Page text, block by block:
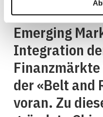
Emerging
Integration
der «Belt and
voran. Zu